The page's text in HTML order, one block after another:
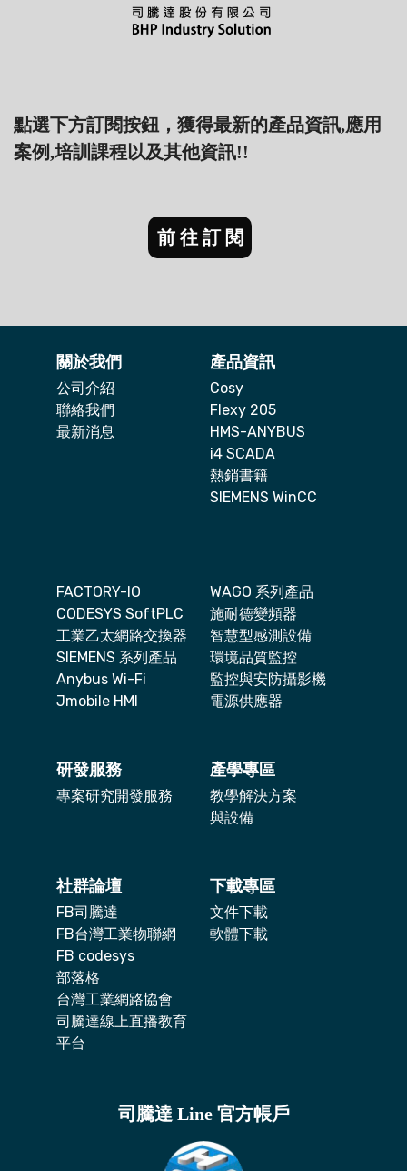
點選下方訂閱按鈕，獲得最新的產品資訊,應用
案例,培訓課程以及其他資訊!!
前往訂閱
關於我們
公司介紹
聯絡我們
最新消息
產品資訊
Cosy
Flexy 205
HMS-ANYBUS
i4 SCADA
熱銷書籍
SIEMENS WinCC
FACTORY-IO
CODESYS SoftPLC
工業乙太網路交換器
SIEMENS 系列產品
Anybus Wi-Fi
Jmobile HMI
WAGO 系列產品
施耐德變頻器
智慧型感測設備
環境品質監控
監控與安防攝影機
電源供應器
研發服務
專案研究開發服務
產學專區
教學解決方案
與設備
社群論壇
FB司騰達
FB台灣工業物聯網
FB codesys
部落格
台灣工業網路協會
司騰達線上直播教育
平台
下載專區
文件下載
軟體下載
司騰達 Line 官方帳戶